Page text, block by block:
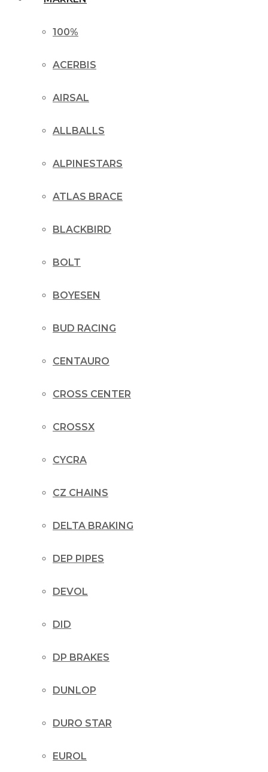
100%
ACERBIS
AIRSAL
ALLBALLS
ALPINESTARS
ATLAS BRACE
BLACKBIRD
BOLT
BOYESEN
BUD RACING
CENTAURO
CROSS CENTER
CROSSX
CYCRA
CZ CHAINS
DELTA BRAKING
DEP PIPES
DEVOL
DID
DP BRAKES
DUNLOP
DURO STAR
EUROL